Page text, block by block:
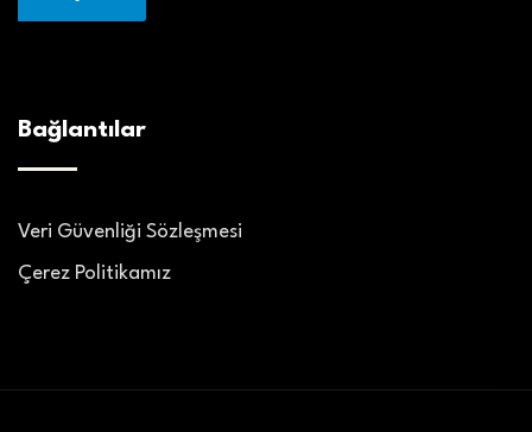
Bağlantılar
Veri Güvenliği Sözleşmesi
Çerez Politikamız